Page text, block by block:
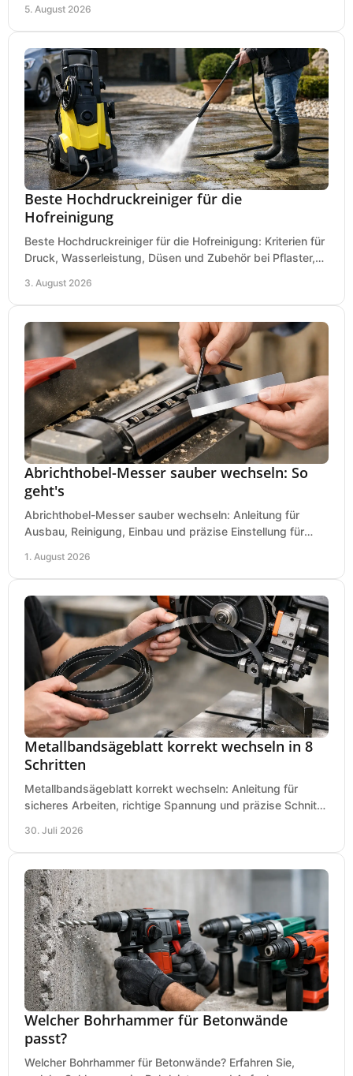
5. August 2026
Beste Hochdruckreiniger für die
Hofreinigung
Beste Hochdruckreiniger für die Hofreinigung: Kriterien für
Druck, Wasserleistung, Düsen und Zubehör bei Pflaster,
3. August 2026
Abrichthobel-Messer sauber wechseln: So
geht's
Abrichthobel-Messer sauber wechseln: Anleitung für
Ausbau, Reinigung, Einbau und präzise Einstellung für
1. August 2026
Metallbandsägeblatt korrekt wechseln in 8
Schritten
Metallbandsägeblatt korrekt wechseln: Anleitung für
sicheres Arbeiten, richtige Spannung und präzise Schnitte
30. Juli 2026
Welcher Bohrhammer für Betonwände
passt?
Welcher Bohrhammer für Betonwände? Erfahren Sie,